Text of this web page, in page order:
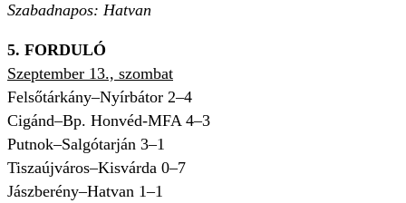
Szabadnapos: Hatvan
5. FORDULÓ
Szeptember 13., szombat
Felsőtárkány–Nyírbátor 2–4
Cigánd–Bp. Honvéd-MFA 4–3
Putnok–Salgótarján 3–1
Tiszaújváros–Kisvárda 0–7
Jászberény–Hatvan 1–1